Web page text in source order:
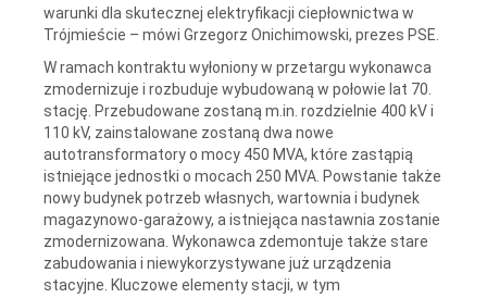
warunki dla skutecznej elektryfikacji ciepłownictwa w
Trójmieście – mówi Grzegorz Onichimowski, prezes PSE.
W ramach kontraktu wyłoniony w przetargu wykonawca
zmodernizuje i rozbuduje wybudowaną w połowie lat 70.
stację. Przebudowane zostaną m.in. rozdzielnie 400 kV i
110 kV, zainstalowane zostaną dwa nowe
autotransformatory o mocy 450 MVA, które zastąpią
istniejące jednostki o mocach 250 MVA. Powstanie także
nowy budynek potrzeb własnych, wartownia i budynek
magazynowo-garażowy, a istniejąca nastawnia zostanie
zmodernizowana. Wykonawca zdemontuje także stare
zabudowania i niewykorzystywane już urządzenia
stacyjne. Kluczowe elementy stacji, w tym